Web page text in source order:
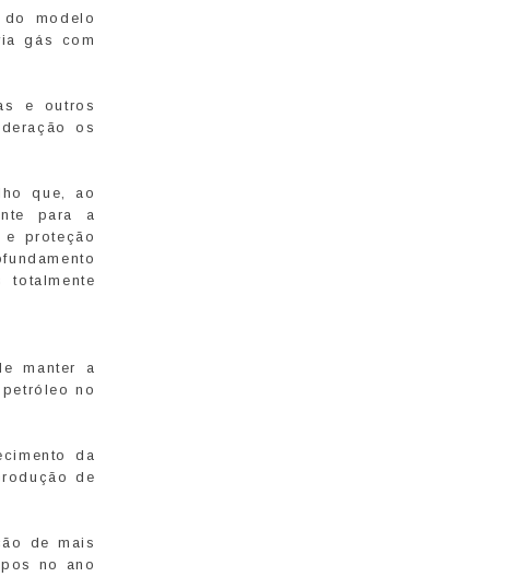
modelo
gás com
e outros
os
que, ao
para a
proteção
manter a
no
da
de
de mais
no ano